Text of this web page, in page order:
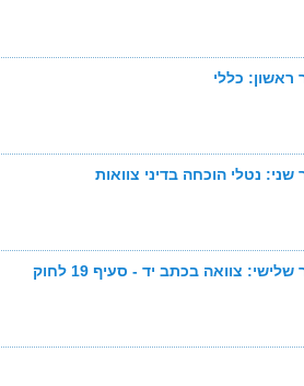
ראשון: כללי
נטלי הוכחה בדיני צוואות
צוואה בכתב יד - סעיף 19 לחוק